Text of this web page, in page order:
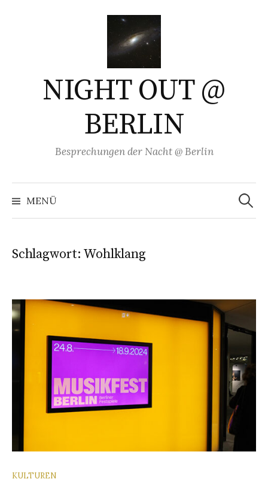
NIGHT OUT @
BERLIN
Besprechungen der Nacht @ Berlin
MENÜ
Suchen
nach:
Schlagwort: Wohlklang
KULTUREN